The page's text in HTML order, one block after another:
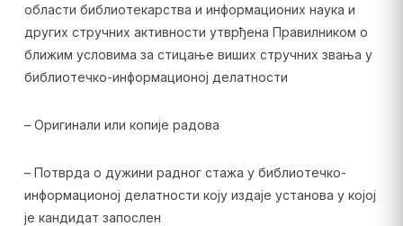
области библиотекарства и информационих наука и
других стручних активности утврђена Правилником о
ближим условима за стицање виших стручних звања у
библиотечко-информационој делатности
– Оригинали или копије радова
– Потврда о дужини радног стажа у библиотечко-
информационој делатности коју издаје установа у којој
је кандидат запослен